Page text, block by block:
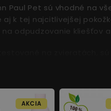
Paul Pet sú vhodné na
aj k tej najcitlivejšej
odpudzovanie kliešťov
AKCIA